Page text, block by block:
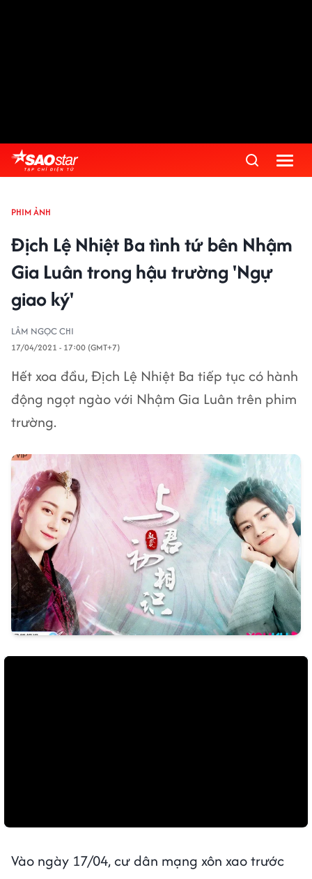
PHIM ẢNH
Địch Lệ Nhiệt Ba tình tứ bên Nhậm
Gia Luân trong hậu trường 'Ngự
giao ký'
LÂM NGỌC CHI
17/04/2021 - 17:00 (GMT+7)
Hết xoa đầu, Địch Lệ Nhiệt Ba tiếp tục có hành
động ngọt ngào với Nhậm Gia Luân trên phim
trường.
Vào ngày 17/04, cư dân mạng xôn xao trước